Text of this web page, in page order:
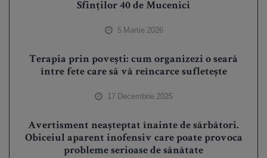
Sfinților 40 de Mucenici
5 Martie 2026
Terapia prin povești: cum organizezi o seară
între fete care să vă reîncarce sufletește
17 Decembrie 2025
Avertisment neașteptat înainte de sărbători.
Obiceiul aparent inofensiv care poate provoca
probleme serioase de sănătate